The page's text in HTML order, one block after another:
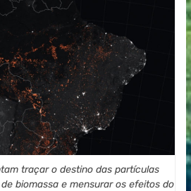
traçar o destino das partículas
biomassa e mensurar os efeitos do